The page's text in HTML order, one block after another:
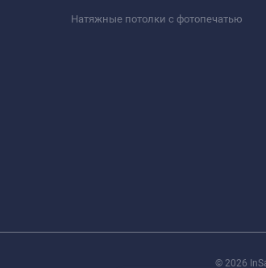
Натяжные потолки с фотопечатью
© 2026